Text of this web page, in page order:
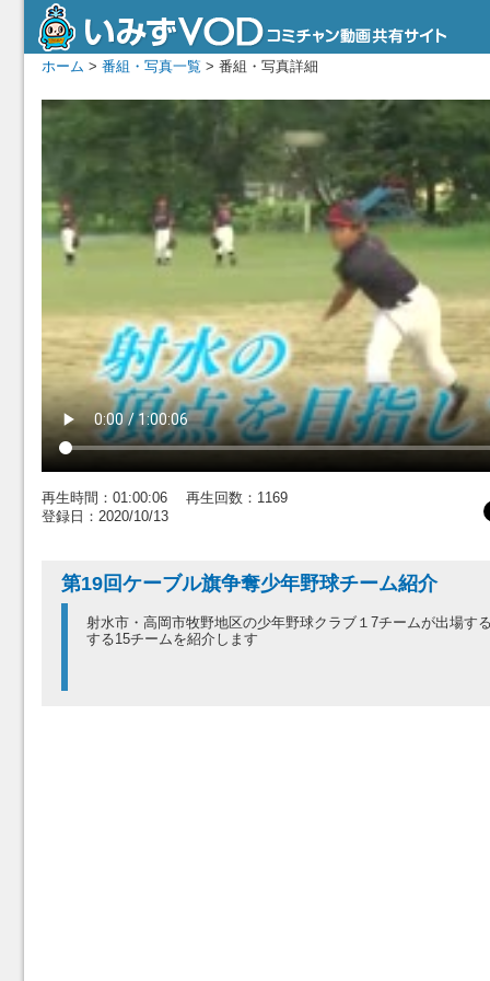
ホーム > 番組・写真一覧 > 番組・写真詳細
再生時間：01:00:06 再生回数：1169
登録日：2020/10/13
第19回ケーブル旗争奪少年野球チーム紹介
射水市・高岡市牧野地区の少年野球クラブ１7チームが出場す
する15チームを紹介します